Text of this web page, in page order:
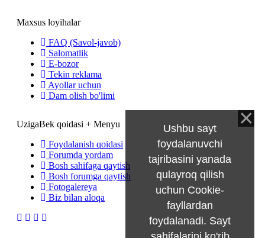
Maxsus loyihalar
FAQ (Savol-javob)
Salomatlik
E-bozor
Tekin reklama
Ayollar uchun
Dam olish bo'limi
UzigaBek qoidasi + Menyu
Foydalanish qoidasi
Forumda yordam
Bosh sahifaga qaytish
Bosh forumga qaytish
Fotogalereya
Biz bilan aloqa
Ushbu sayt
foydalanuvchi
tajribasini yanada
qulayroq qilish
uchun Cookie-
fayllardan
foydalanadi. Sayt